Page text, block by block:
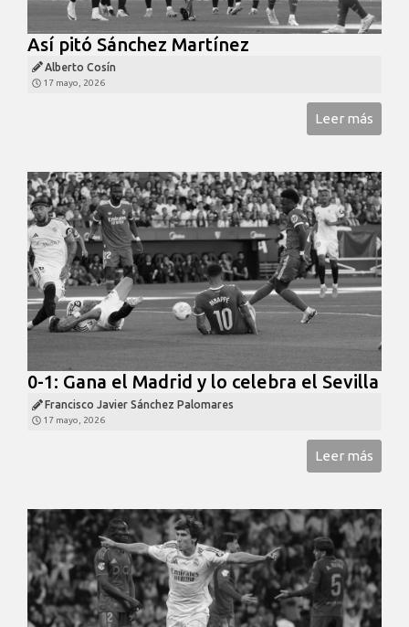
Así pitó Sánchez Martínez
Alberto Cosín
17 mayo, 2026
Leer más
0-1: Gana el Madrid y lo celebra el Sevilla
Francisco Javier Sánchez Palomares
17 mayo, 2026
Leer más